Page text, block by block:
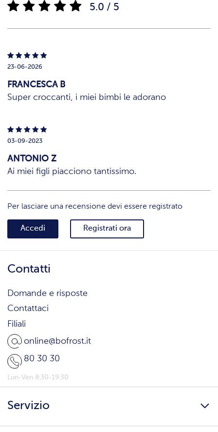
5.0 / 5
23-06-2026
FRANCESCA B
Super croccanti, i miei bimbi le adorano
03-09-2023
ANTONIO Z
Ai miei figli piacciono tantissimo.
Per lasciare una recensione devi essere registrato
Accedi Registrati ora
Contatti
Domande e risposte
Contattaci
Filiali
online@bofrost.it
80 30 30
Lun-Ven 8:30-19:30
Servizio